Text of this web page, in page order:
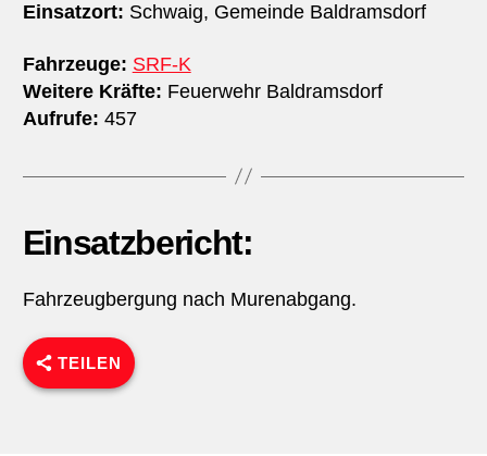
Einsatzort: Schwaig, Gemeinde Baldramsdorf
Fahrzeuge: SRF-K
Weitere Kräfte: Feuerwehr Baldramsdorf
Aufrufe: 457
Einsatzbericht:
Fahrzeugbergung nach Murenabgang.
TEILEN